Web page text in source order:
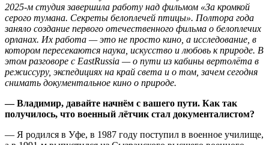
2025‑м студия завершила работу над фильмом «За кромкой
серого тумана. Секреты белоплечей птицы». Полтора года
заняло создание первого отечественного фильма о белоплечих
орланах. Их работа — это не просто кино, а исследование, в
котором пересекаются наука, искусство и любовь к природе. В
этом разговоре с EastRussia — о пути из кабины вертолёта в
режиссуру, экспедициях на край света и о том, зачем сегодня
снимать документальное кино о природе.
— Владимир, давайте начнём с вашего пути. Как так
получилось, что военный лётчик стал документалистом?
— Я родился в Уфе, в 1987 году поступил в военное училище,